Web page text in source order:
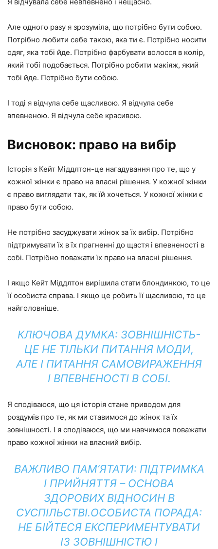
Я відчувала себе невпевнено і нещасно.
Але одного разу я зрозуміла, що потрібно бути собою.
Потрібно любити себе такою, яка ти є. Потрібно носити
одяг, яка тобі йде. Потрібно фарбувати волосся в колір,
який тобі подобається. Потрібно робити макіяж, який
тобі йде. Потрібно бути собою.
І тоді я відчула себе щасливою. Я відчула себе
впевненою. Я відчула себе красивою.
Висновок: право на вибір
Історія з Кейт Міддлтон-це нагадування про те, що у
кожної жінки є право на власні рішення. У кожної жінки
є право виглядати так, як їй хочеться. У кожної жінки є
право бути собою.
Не потрібно засуджувати жінок за їх вибір. Потрібно
підтримувати їх в їх прагненні до щастя і впевненості в
собі. Потрібно поважати їх право на власні рішення.
І якщо Кейт Міддлтон вирішила стати блондинкою, то це
її особиста справа. І якщо це робить її щасливою, то це
найголовніше.
КЛЮЧОВА ДУМКА: ЗОВНІШНІСТЬ-
ЦЕ НЕ ТІЛЬКИ ПИТАННЯ МОДИ,
АЛЕ І ПИТАННЯ САМОВИРАЖЕННЯ
І ВПЕВНЕНОСТІ В СОБІ.
Я сподіваюся, що ця історія стане приводом для
роздумів про те, як ми ставимося до жінок та їх
зовнішності. І я сподіваюся, що ми навчимося поважати
право кожної жінки на власний вибір.
ВАЖЛИВО ПАМ’ЯТАТИ:ПІДТРИМКА
І ПРИЙНЯТТЯ – ОСНОВА
ЗДОРОВИХ ВІДНОСИН В
СУСПІЛЬСТВІ.ОСОБИСТА ПОРАДА:
НЕ БІЙТЕСЯ ЕКСПЕРИМЕНТУВАТИ
ІЗ ЗОВНІШНІСТЮ І